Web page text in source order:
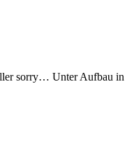
sorry… Unter Aufbau in